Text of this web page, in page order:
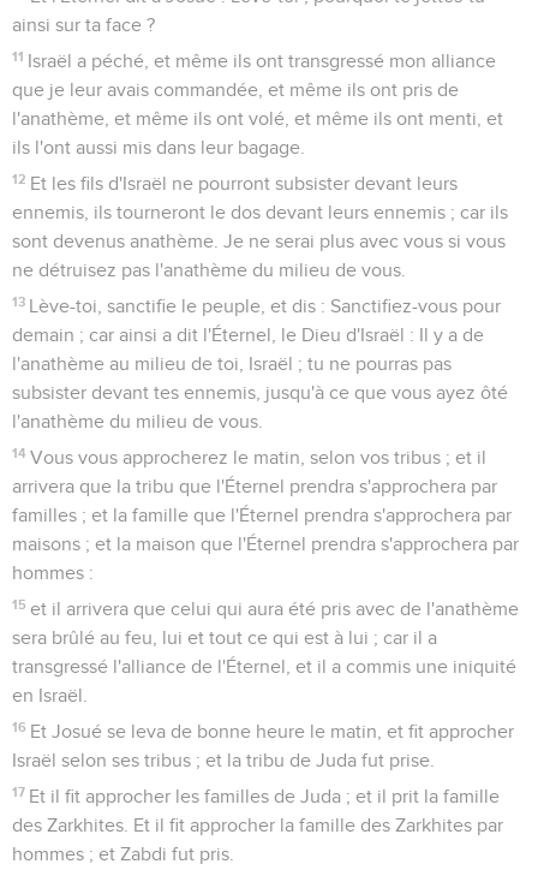
ainsi sur ta face ?
11 Israël a péché, et même ils ont transgressé mon alliance
que je leur avais commandée, et même ils ont pris de
l'anathème, et même ils ont volé, et même ils ont menti, et
ils l'ont aussi mis dans leur bagage.
12 Et les fils d'Israël ne pourront subsister devant leurs
ennemis, ils tourneront le dos devant leurs ennemis ; car ils
sont devenus anathème. Je ne serai plus avec vous si vous
ne détruisez pas l'anathème du milieu de vous.
13 Lève-toi, sanctifie le peuple, et dis : Sanctifiez-vous pour
demain ; car ainsi a dit l'Éternel, le Dieu d'Israël : Il y a de
l'anathème au milieu de toi, Israël ; tu ne pourras pas
subsister devant tes ennemis, jusqu'à ce que vous ayez ôté
l'anathème du milieu de vous.
14 Vous vous approcherez le matin, selon vos tribus ; et il
arrivera que la tribu que l'Éternel prendra s'approchera par
familles ; et la famille que l'Éternel prendra s'approchera par
maisons ; et la maison que l'Éternel prendra s'approchera par
hommes :
15 et il arrivera que celui qui aura été pris avec de l'anathème
sera brûlé au feu, lui et tout ce qui est à lui ; car il a
transgressé l'alliance de l'Éternel, et il a commis une iniquité
en Israël.
16 Et Josué se leva de bonne heure le matin, et fit approcher
Israël selon ses tribus ; et la tribu de Juda fut prise.
17 Et il fit approcher les familles de Juda ; et il prit la famille
des Zarkhites. Et il fit approcher la famille des Zarkhites par
hommes ; et Zabdi fut pris.